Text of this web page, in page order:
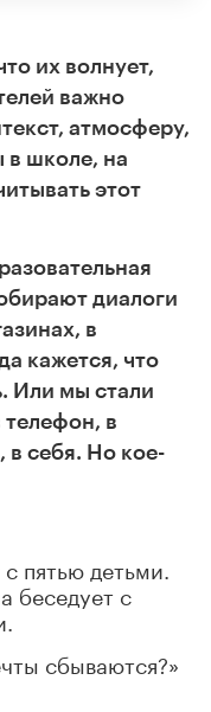
их волнует,
важно
атмосферу,
в школе, на
этот
диалоги
в
кажется, что
Или мы стали
телефон, в
в себя. Но кое-
пятью детьми.
беседует с
сбываются?»